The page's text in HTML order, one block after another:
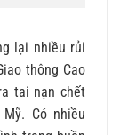
lại nhiều rủi
thông Cao
tai nạn chết
Có nhiều